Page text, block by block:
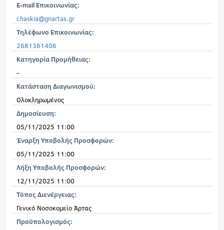
E-mail Επικοινωνίας:
chaskia@gnartas.gr
Τηλέφωνο Επικοινωνίας:
2681361406
Κατηγορία Προμήθειας:
-
Κατάσταση Διαγωνισμού:
Ολοκληρωμένος
Δημοσίευση:
05/11/2025 11:00
Έναρξη Υποβολής Προσφορών:
05/11/2025 11:00
Λήξη Υποβολής Προσφορών:
12/11/2025 11:00
Τόπος Διενέργειας:
Γενικό Νοσοκομείο Άρτας
Προϋπολογισμός: